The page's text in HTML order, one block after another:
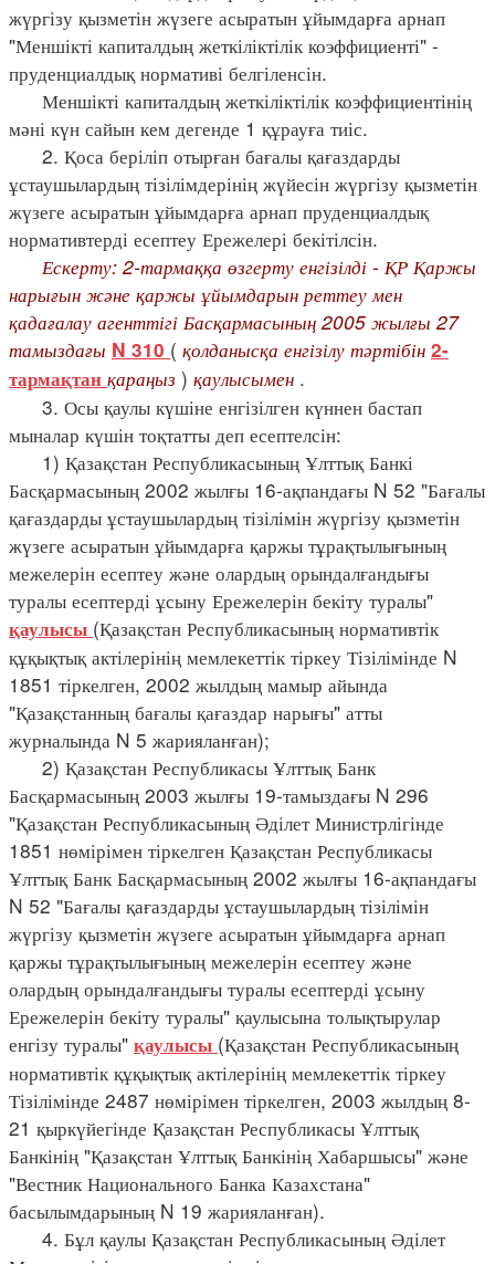
жүргізу қызметін жүзеге асыратын ұйымдарға арнап
"Меншікті капиталдың жеткіліктілік коэффициенті" -
пруденциалдық нормативі белгіленсін.
Меншікті капиталдың жеткіліктілік коэффициентінің
мәні күн сайын кем дегенде 1 құрауға тиіс.
2. Қоса беріліп отырған бағалы қағаздарды
ұстаушылардың тізілімдерінің жүйесін жүргізу қызметін
жүзеге асыратын ұйымдарға арнап пруденциалдық
нормативтерді есептеу Ережелері бекітілсін.
Ескерту: 2-тармаққа өзгерту енгізілді - ҚР Қаржы
нарығын және қаржы ұйымдарын реттеу мен
қадағалау агенттігі Басқармасының 2005 жылғы 27
тамыздағы N 310 ( қолданысқа енгізілу тәртібін 2-
тармақтан қараңыз ) қаулысымен .
3. Осы қаулы күшіне енгізілген күннен бастап
мыналар күшін тоқтатты деп есептелсін:
1) Қазақстан Республикасының Ұлттық Банкі
Басқармасының 2002 жылғы 16-ақпандағы N 52 "Бағалы
қағаздарды ұстаушылардың тізілімін жүргізу қызметін
жүзеге асыратын ұйымдарға қаржы тұрақтылығының
межелерін есептеу және олардың орындалғандығы
туралы есептерді ұсыну Ережелерін бекіту туралы"
қаулысы (Қазақстан Республикасының нормативтік
құқықтық актілерінің мемлекеттік тіркеу Тізілімінде N
1851 тіркелген, 2002 жылдың мамыр айында
"Қазақстанның бағалы қағаздар нарығы" атты
журналында N 5 жарияланған);
2) Қазақстан Республикасы Ұлттық Банк
Басқармасының 2003 жылғы 19-тамыздағы N 296
"Қазақстан Республикасының Әділет Министрлігінде
1851 нөмірімен тіркелген Қазақстан Республикасы
Ұлттық Банк Басқармасының 2002 жылғы 16-ақпандағы
N 52 "Бағалы қағаздарды ұстаушылардың тізілімін
жүргізу қызметін жүзеге асыратын ұйымдарға арнап
қаржы тұрақтылығының межелерін есептеу және
олардың орындалғандығы туралы есептерді ұсыну
Ережелерін бекіту туралы" қаулысына толықтырулар
енгізу туралы" қаулысы (Қазақстан Республикасының
нормативтік құқықтық актілерінің мемлекеттік тіркеу
Тізілімінде 2487 нөмірімен тіркелген, 2003 жылдың 8-
21 қыркүйегінде Қазақстан Республикасы Ұлттық
Банкінің "Қазақстан Ұлттық Банкінің Хабаршысы" және
"Вестник Национального Банка Казахстана"
басылымдарының N 19 жарияланған).
4. Бұл қаулы Қазақстан Республикасының Әділет